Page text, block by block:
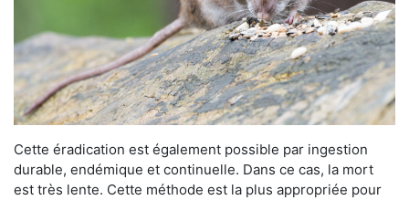
Cette éradication est également possible par ingestion
durable, endémique et continuelle. Dans ce cas, la mort
est très lente. Cette méthode est la plus appropriée pour